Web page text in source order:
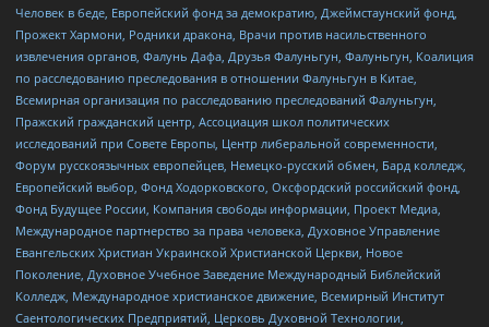
Человек в беде, Европейский фонд за демократию, Джеймстаунский фонд,
Прожект Хармони, Родники дракона, Врачи против насильственного
извлечения органов, Фалунь Дафа, Друзья Фалуньгун, Фалуньгун, Коалиция
по расследованию преследования в отношении Фалуньгун в Китае,
Всемирная организация по расследованию преследований Фалуньгун,
Пражский гражданский центр, Ассоциация школ политических
исследований при Совете Европы, Центр либеральной современности,
Форум русскоязычных европейцев, Немецко-русский обмен, Бард колледж,
Европейский выбор, Фонд Ходорковского, Оксфордский российский фонд,
Фонд Будущее России, Компания свободы информации, Проект Медиа,
Международное партнерство за права человека, Духовное Управление
Евангельских Христиан Украинской Христианской Церкви, Новое
Поколение, Духовное Учебное Заведение Международный Библейский
Колледж, Международное христианское движение, Всемирный Институт
Саентологических Предприятий, Церковь Духовной Технологии,